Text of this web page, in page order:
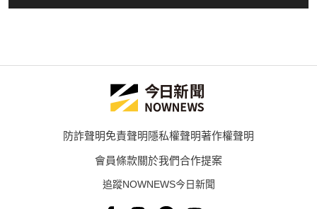
防詐聲明免責聲明隱私權聲明著作權聲明
會員條款關於我們合作提案
追蹤NOWNEWS今日新聞